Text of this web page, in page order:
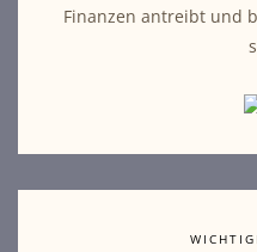
Finanzen antreibt und